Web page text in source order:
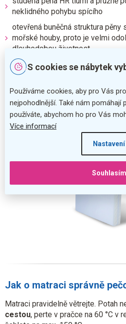
S cookies se nábytek
Používáme cookies, aby pro Vás
nejpohodlnější. Také nám pomáhají
používáte, abychom ho pro Vás
Více informací
Nastavení
Souhlasím
neklidného pohybu spícího
otevřená buněčná struktura pěny
mořské houby, proto je velmi
dlouhodobou životnost
Jak o matraci správně
Matraci pravidelně větrejte. Potah
cestou, perte v pračce na 60 °C v